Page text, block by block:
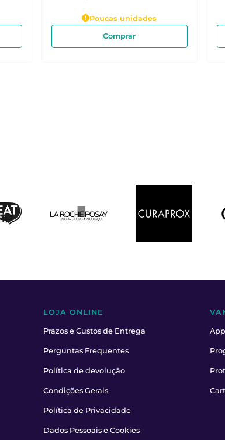
Poucas unidades
Comprar
LOJA ONLINE
Prazos e Custos de Entrega
Perguntas Frequentes
Política de devolução
Condições Gerais
Política de Privacidade
Dados Pessoais e Cookies